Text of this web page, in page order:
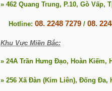
» 462 Quang Trung, P.10, Gò Vấp,
Hotline: 08. 2248 7279 / 08.
Khu Vực Miền Bắc:
» 24A Trần Hưng Đạo, Hoàn Kiếm,
» 256 Xã Đàn (Kim Liên), Đống Đa,